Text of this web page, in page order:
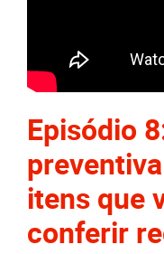
Episódio
itens que
conferir